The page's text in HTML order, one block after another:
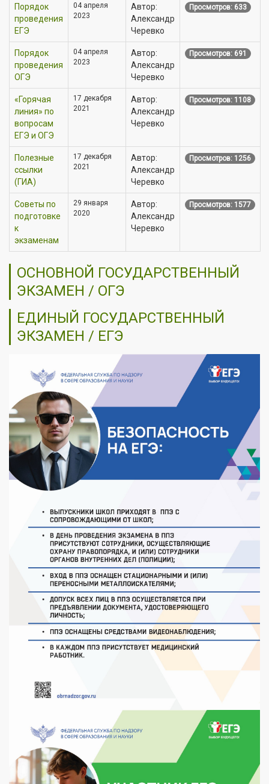
Порядок
проведения
ЕГЭ
04 апреля
2023
Автор:
Александр
Черевко
Просмотров: 633
Порядок
проведения
ОГЭ
04 апреля
2023
Автор:
Александр
Черевко
Просмотров: 691
«Горячая
линия» по
вопросам
ЕГЭ и ОГЭ
17 декабря
2021
Автор:
Александр
Черевко
Просмотров: 1108
Полезные
ссылки
(ГИА)
17 декабря
2021
Автор:
Александр
Черевко
Просмотров: 1256
Советы по
подготовке
к
экзаменам
29 января
2020
Автор:
Александр
Черевко
Просмотров: 1577
ОСНОВНОЙ ГОСУДАРСТВЕННЫЙ
ЭКЗАМЕН / ОГЭ
ЕДИНЫЙ ГОСУДАРСТВЕННЫЙ
ЭКЗАМЕН / ЕГЭ